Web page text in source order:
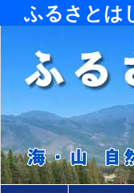
ふるさとは